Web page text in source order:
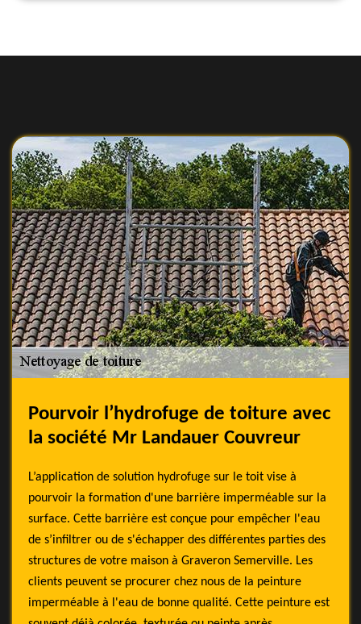
Pourvoir l’hydrofuge de toiture avec
la société Mr Landauer Couvreur
L’application de solution hydrofuge sur le toit vise à
pourvoir la formation d'une barrière imperméable sur la
surface. Cette barrière est conçue pour empêcher l'eau
de s’infiltrer ou de s'échapper des différentes parties des
structures de votre maison à Graveron Semerville. Les
clients peuvent se procurer chez nous de la peinture
imperméable à l'eau de bonne qualité. Cette peinture est